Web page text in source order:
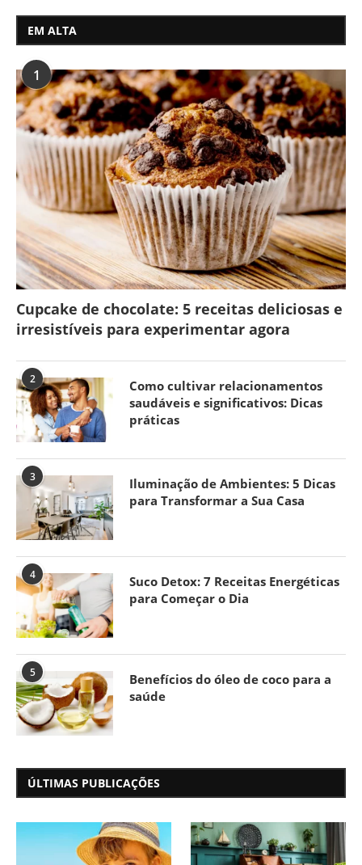
EM ALTA
1
Cupcake de chocolate: 5 receitas deliciosas e
irresistíveis para experimentar agora
2
Como cultivar relacionamentos
saudáveis e significativos: Dicas
práticas
3
Iluminação de Ambientes: 5 Dicas
para Transformar a Sua Casa
4
Suco Detox: 7 Receitas Energéticas
para Começar o Dia
5
Benefícios do óleo de coco para a
saúde
ÚLTIMAS PUBLICAÇÕES